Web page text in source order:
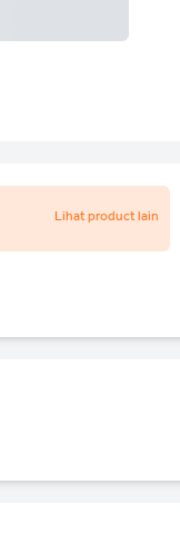
Lihat product lain